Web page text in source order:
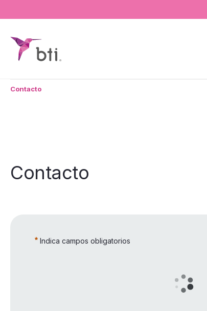
BTI - Human Tecnology
Contacto
Contacto
Indica campos obligatorios